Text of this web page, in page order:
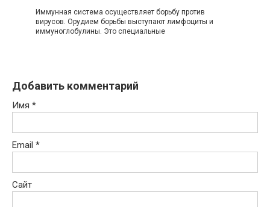
Иммунная система осуществляет борьбу против
вирусов. Орудием борьбы выступают лимфоциты и
иммуноглобулины. Это специальные
Добавить комментарий
Имя *
Email *
Сайт